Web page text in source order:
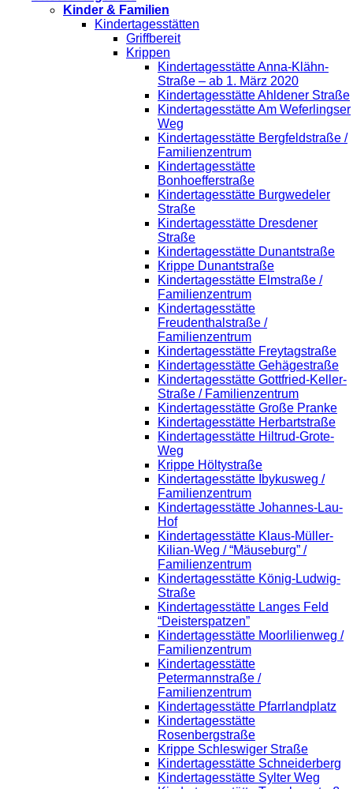
Kinder & Familien
Kindertagesstätten
Griffbereit
Krippen
Kindertagesstätte Anna-Klähn-
Straße – ab 1. März 2020
Kindertagesstätte Ahldener Straße
Kindertagesstätte Am Weferlingser
Weg
Kindertagesstätte Bergfeldstraße /
Familienzentrum
Kindertagesstätte
Bonhoefferstraße
Kindertagesstätte Burgwedeler
Straße
Kindertagesstätte Dresdener
Straße
Kindertagesstätte Dunantstraße
Krippe Dunantstraße
Kindertagesstätte Elmstraße /
Familienzentrum
Kindertagesstätte
Freudenthalstraße /
Familienzentrum
Kindertagesstätte Freytagstraße
Kindertagesstätte Gehägestraße
Kindertagesstätte Gottfried-Keller-
Straße / Familienzentrum
Kindertagesstätte Große Pranke
Kindertagesstätte Herbartstraße
Kindertagesstätte Hiltrud-Grote-
Weg
Krippe Höltystraße
Kindertagesstätte Ibykusweg /
Familienzentrum
Kindertagesstätte Johannes-Lau-
Hof
Kindertagesstätte Klaus-Müller-
Kilian-Weg / “Mäuseburg” /
Familienzentrum
Kindertagesstätte König-Ludwig-
Straße
Kindertagesstätte Langes Feld
“Deisterspatzen”
Kindertagesstätte Moorlilienweg /
Familienzentrum
Kindertagesstätte
Petermannstraße /
Familienzentrum
Kindertagesstätte Pfarrlandplatz
Kindertagesstätte
Rosenbergstraße
Krippe Schleswiger Straße
Kindertagesstätte Schneiderberg
Kindertagesstätte Sylter Weg